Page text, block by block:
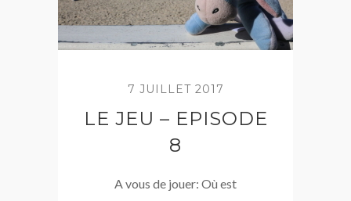
7 JUILLET 2017
LE JEU – EPISODE
8
A vous de jouer: Où est